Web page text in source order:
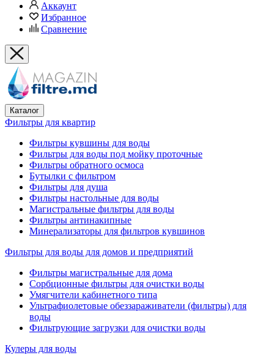
Аккаунт
Избранное
Сравнение
Каталог
Фильтры для квартир
Фильтры кувшины для воды
Фильтры для воды под мойку проточные
Фильтры обратного осмоса
Бутылки с фильтром
Фильтры для душа
Фильтры настольные для воды
Магистральные фильтры для воды
Фильтры антинакипные
Минерализаторы для фильтров кувшинов
Фильтры для воды для домов и предприятий
Фильтры магистральные для дома
Сорбционные фильтры для очистки воды
Умягчители кабинетного типа
Ультрафиолетовые обеззараживатели (фильтры) для
воды
Фильтрующие загрузки для очистки воды
Кулеры для воды